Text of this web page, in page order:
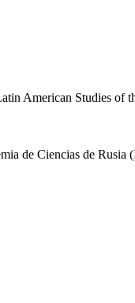
American Studies of
de Ciencias de